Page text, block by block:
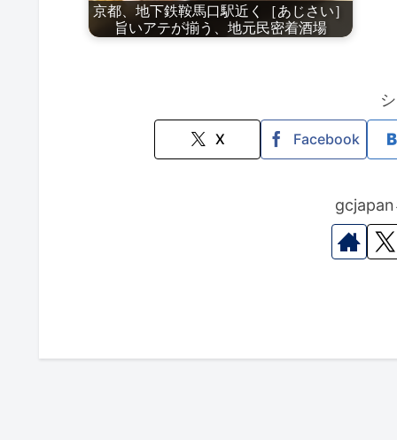
京都、地下鉄鞍馬口駅近く［あじさい］
旨いアテが揃う、地元民密着酒場
X Facebook
gcjapan